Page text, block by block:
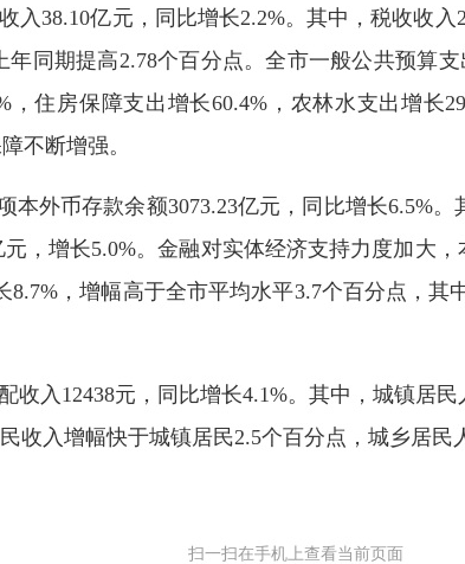
38.10亿元，同比增长2.2%。其中，税收收入
年同期提高2.78个百分点。全市一般公共预算
住房保障支出增长60.4%，农林水支出增长
不断增强。
币存款余额3073.23亿元，同比增长6.5%。
，增长5.0%。金融对实体经济支持力度加大
8.7%，增幅高于全市平均水平3.7个百分点，
12438元，同比增长4.1%。其中，城镇居民
收入增幅快于城镇居民2.5个百分点，城乡居民
扫一扫在手机上查看当前页面